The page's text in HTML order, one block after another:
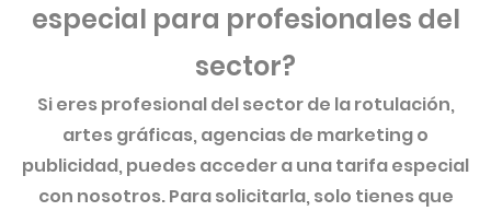
especial para profesionales del
sector?
Si eres profesional del sector de la rotulación,
artes gráficas, agencias de marketing o
publicidad, puedes acceder a una tarifa especial
con nosotros. Para solicitarla, solo tienes que